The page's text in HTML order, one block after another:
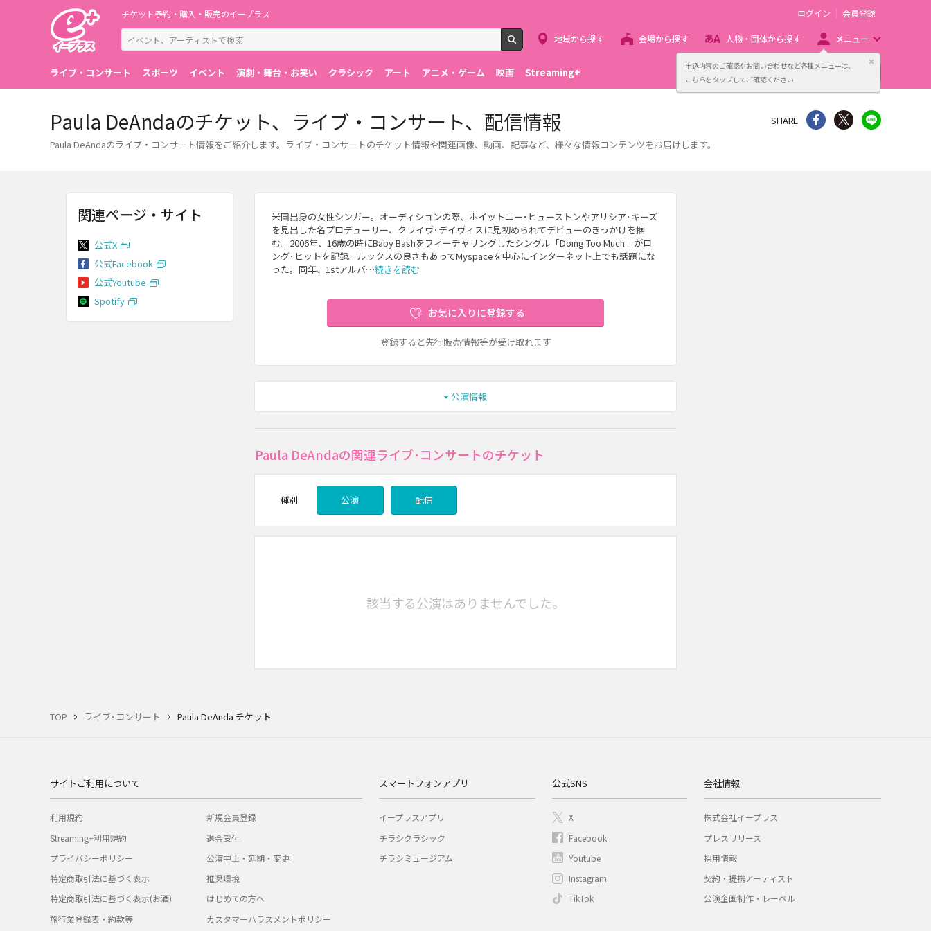
申込内容のご確認やお問い合わせなど各種メニューは、
こちらをタップしてご確認ください
閉じる
チケット予約・購入・販売のイープラス
検索
ログイン 会員登録
地域から探す 会場から探す 人物・団体から探す メニュー
ライブ・コンサート スポーツ イベント 演劇・舞台・お笑い クラシック アート アニメ・ゲーム 映画 Streaming+ 主催者向け販売サービス
TOP ライブ･コンサート Paula DeAnda チケット
Paula DeAndaのチケット、ライブ・コンサート、配信情報
Paula DeAndaのライブ・コンサート情報をご紹介します。ライブ・コンサートのチケット情報や関連画像、動画、記事など、様々な情報コンテンツをお届けします。
SHARE シェア Twitter
米国出身の女性シンガー。オーディションの際、ホイットニー･ヒューストンやアリシア･キーズ
を見出した名プロデューサー、クライヴ･デイヴィスに見初められてデビューのきっかけを掴
む。2006年、16歳の時にBaby Bashをフィーチャリングしたシングル「Doing Too Much」がロ
ング･ヒットを記録。ルックスの良さもあってMyspaceを中心にインターネット上でも話題にな
った。同年、1stアルバ…続きを読む
お気に入りに登録する
登録すると先行販売情報等が受け取れます
公演情報
Paula DeAndaの関連ライブ･コンサートのチケット
種別 公演 配信
該当する公演はありませんでした。
関連ページ・サイト
公式X
公式Facebook
公式Youtube
Spotify
サイトご利用について
利用規約
Streaming+利用規約
プライバシーポリシー
特定商取引法に基づく表示
特定商取引法に基づく表示(お酒)
旅行業登録表・約款等
新規会員登録
退会受付
公演中止・延期・変更
推奨環境
はじめての方へ
カスタマーハラスメントポリシー
スマートフォンアプリ
イープラスアプリ
チラシクラシック
チラシミュージアム
公式SNS
X
Facebook
Youtube
Instagram
TikTok
会社情報
株式会社イープラス
プレスリリース
採用情報
契約・提携アーティスト
公演企画制作・レーベル